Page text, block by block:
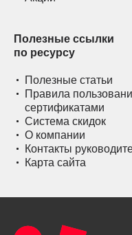
Полезные ссылки
по ресурсу
Полезные статьи
Правила
сертификатами
Система скидок
О компании
Контакты
Карта сайта